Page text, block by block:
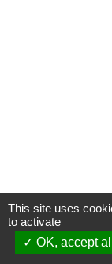
This site uses
to activate
OK, accept all